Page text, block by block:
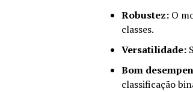
Robustez: O
classes.
Versatilidade:
Bom
classificação